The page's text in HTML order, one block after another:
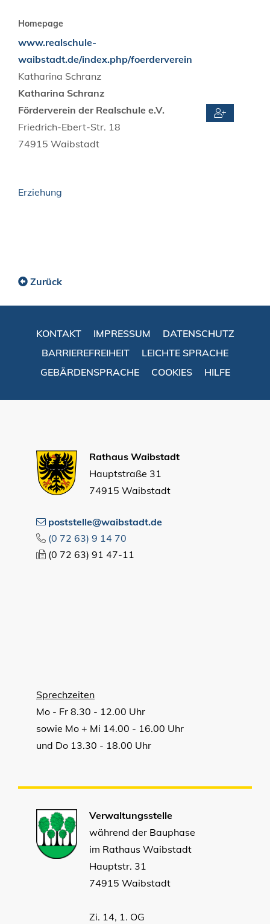
Homepage
www.realschule-
waibstadt.de/index.php/foerderverein
Katharina Schranz
Katharina Schranz
Förderverein der Realschule e.V.
Friedrich-Ebert-Str. 18
74915 Waibstadt
Erziehung
Zurück
KONTAKT IMPRESSUM
DATENSCHUTZ
BARRIEREFREIHEIT
LEICHTE SPRACHE
GEBÄRDENSPRACHE
COOKIES HILFE
Rathaus Waibstadt
Hauptstraße 31
74915 Waibstadt
poststelle@waibstadt.de
(0 72 63) 9 14 70
(0 72 63) 91 47-11
Sprechzeiten
Mo - Fr 8.30 - 12.00 Uhr
sowie Mo + Mi 14.00 - 16.00 Uhr
und Do 13.30 - 18.00 Uhr
Verwaltungsstelle
während der Bauphase
im Rathaus Waibstadt
Hauptstr. 31
74915 Waibstadt
Zi. 14, 1. OG